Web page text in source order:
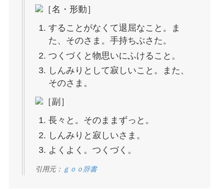
［名・形動］
することがなくて退屈なこと。ま
た、そのさま。手持ちぶさた。
つくづくと物思いにふけること。
しんみりとして寂しいこと。また、
そのさま。
［副］
長々と。そのままずっと。
しんみりと寂しいさま。
よくよく。つくづく。
引用元： ｇｏｏ辞書